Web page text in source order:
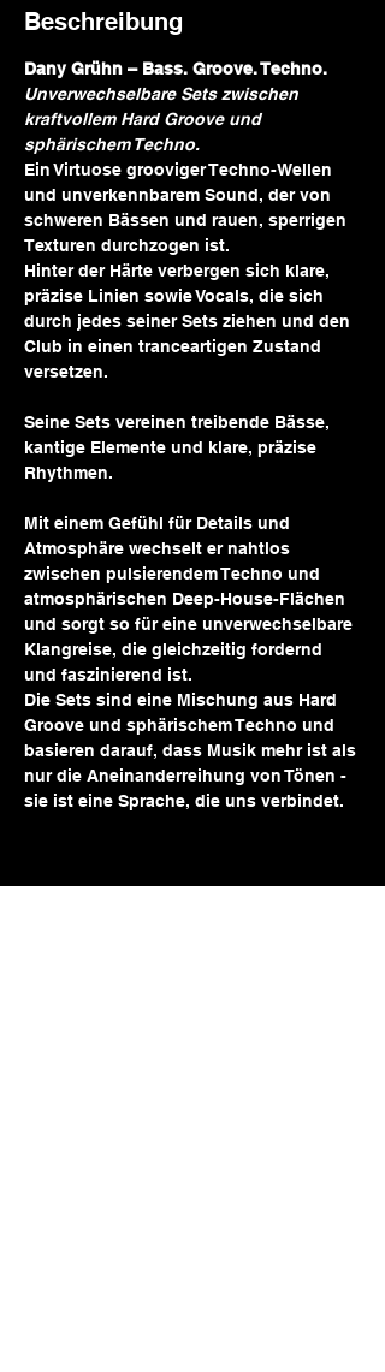
Beschreibung
Dany Grühn – Bass. Groove. Techno.
Unverwechselbare Sets zwischen
kraftvollem Hard Groove und
sphärischem Techno.
Ein Virtuose grooviger Techno-Wellen
und unverkennbarem Sound, der von
schweren Bässen und rauen, sperrigen
Texturen durchzogen ist.
Hinter der Härte verbergen sich klare,
präzise Linien sowie Vocals, die sich
durch jedes seiner Sets ziehen und den
Club in einen tranceartigen Zustand
versetzen.
Seine Sets vereinen treibende Bässe,
kantige Elemente und klare, präzise
Rhythmen.
Mit einem Gefühl für Details und
Atmosphäre wechselt er nahtlos
zwischen pulsierendem Techno und
atmosphärischen Deep-House-Flächen
und sorgt so für eine unverwechselbare
Klangreise, die gleichzeitig fordernd
und faszinierend ist.
Die Sets sind eine Mischung aus Hard
Groove und sphärischem Techno und
basieren darauf, dass Musik mehr ist als
nur die Aneinanderreihung von Tönen -
sie ist eine Sprache, die uns verbindet.